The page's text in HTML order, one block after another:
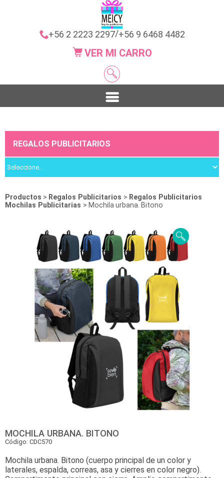
+56 2 2223 2297/+56 9 6468 4482
VER MI CARRO
REGALOS PUBLICITARIOS
Productos > Regalos Publicitarios > Regalos Publicitarios
Mochilas Publicitarias > Mochila urbana. Bitono
MOCHILA URBANA. BITONO
Código: CDC570
Mochila urbana. Bitono (cuerpo principal de un color y
laterales, espalda, correas, asa y cierres en color negro).